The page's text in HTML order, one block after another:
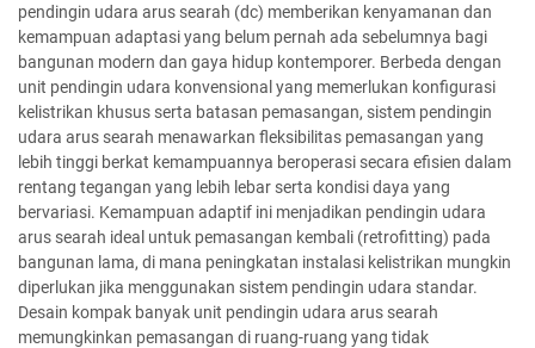
pendingin udara arus searah (dc) memberikan kenyamanan dan
kemampuan adaptasi yang belum pernah ada sebelumnya bagi
bangunan modern dan gaya hidup kontemporer. Berbeda dengan
unit pendingin udara konvensional yang memerlukan konfigurasi
kelistrikan khusus serta batasan pemasangan, sistem pendingin
udara arus searah menawarkan fleksibilitas pemasangan yang
lebih tinggi berkat kemampuannya beroperasi secara efisien dalam
rentang tegangan yang lebih lebar serta kondisi daya yang
bervariasi. Kemampuan adaptif ini menjadikan pendingin udara
arus searah ideal untuk pemasangan kembali (retrofitting) pada
bangunan lama, di mana peningkatan instalasi kelistrikan mungkin
diperlukan jika menggunakan sistem pendingin udara standar.
Desain kompak banyak unit pendingin udara arus searah
memungkinkan pemasangan di ruang-ruang yang tidak